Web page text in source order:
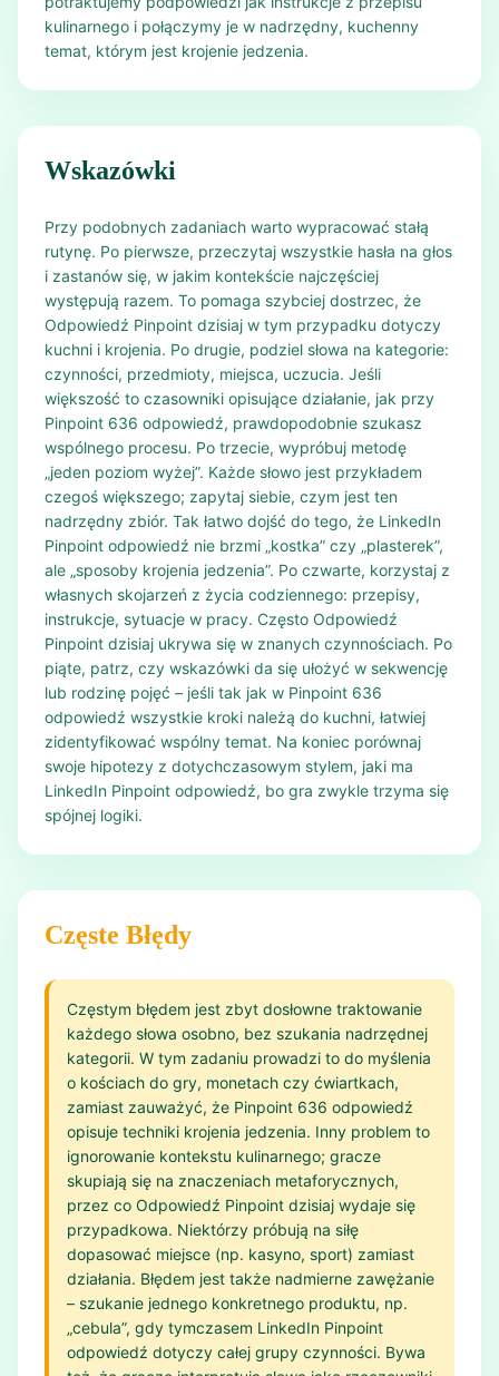
kulinarnego i połączymy je w nadrzędny, kuchenny
temat, którym jest krojenie jedzenia.
Wskazówki
Przy podobnych zadaniach warto wypracować stałą
rutynę. Po pierwsze, przeczytaj wszystkie hasła na głos
i zastanów się, w jakim kontekście najczęściej
występują razem. To pomaga szybciej dostrzec, że
Odpowiedź Pinpoint dzisiaj w tym przypadku dotyczy
kuchni i krojenia. Po drugie, podziel słowa na kategorie:
czynności, przedmioty, miejsca, uczucia. Jeśli
większość to czasowniki opisujące działanie, jak przy
Pinpoint 636 odpowiedź, prawdopodobnie szukasz
wspólnego procesu. Po trzecie, wypróbuj metodę
„jeden poziom wyżej”. Każde słowo jest przykładem
czegoś większego; zapytaj siebie, czym jest ten
nadrzędny zbiór. Tak łatwo dojść do tego, że LinkedIn
Pinpoint odpowiedź nie brzmi „kostka” czy „plasterek”,
ale „sposoby krojenia jedzenia”. Po czwarte, korzystaj z
własnych skojarzeń z życia codziennego: przepisy,
instrukcje, sytuacje w pracy. Często Odpowiedź
Pinpoint dzisiaj ukrywa się w znanych czynnościach. Po
piąte, patrz, czy wskazówki da się ułożyć w sekwencję
lub rodzinę pojęć – jeśli tak jak w Pinpoint 636
odpowiedź wszystkie kroki należą do kuchni, łatwiej
zidentyfikować wspólny temat. Na koniec porównaj
swoje hipotezy z dotychczasowym stylem, jaki ma
LinkedIn Pinpoint odpowiedź, bo gra zwykle trzyma się
spójnej logiki.
Częste Błędy
Częstym błędem jest zbyt dosłowne traktowanie
każdego słowa osobno, bez szukania nadrzędnej
kategorii. W tym zadaniu prowadzi to do myślenia
o kościach do gry, monetach czy ćwiartkach,
zamiast zauważyć, że Pinpoint 636 odpowiedź
opisuje techniki krojenia jedzenia. Inny problem to
ignorowanie kontekstu kulinarnego; gracze
skupiają się na znaczeniach metaforycznych,
przez co Odpowiedź Pinpoint dzisiaj wydaje się
przypadkowa. Niektórzy próbują na siłę
dopasować miejsce (np. kasyno, sport) zamiast
działania. Błędem jest także nadmierne zawężanie
– szukanie jednego konkretnego produktu, np.
„cebula”, gdy tymczasem LinkedIn Pinpoint
odpowiedź dotyczy całej grupy czynności. Bywa